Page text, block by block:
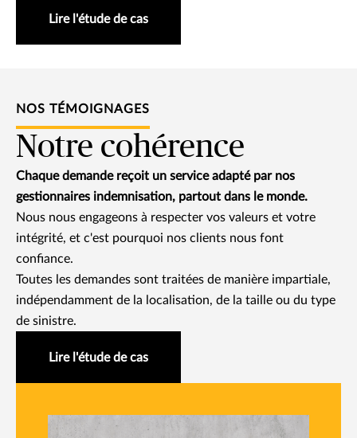
Lire l'étude de cas
NOS TÉMOIGNAGES
Notre cohérence
Chaque demande reçoit un service adapté par nos
gestionnaires indemnisation, partout dans le monde.
Nous nous engageons à respecter vos valeurs et votre
intégrité, et c'est pourquoi nos clients nous font
confiance.
Toutes les demandes sont traitées de manière impartiale,
indépendamment de la localisation, de la taille ou du type
de sinistre.
Lire l'étude de cas